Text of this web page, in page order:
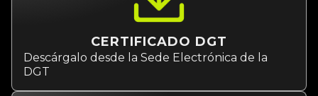
CERTIFICADO DGT
Descárgalo desde la Sede Electrónica de la
DGT